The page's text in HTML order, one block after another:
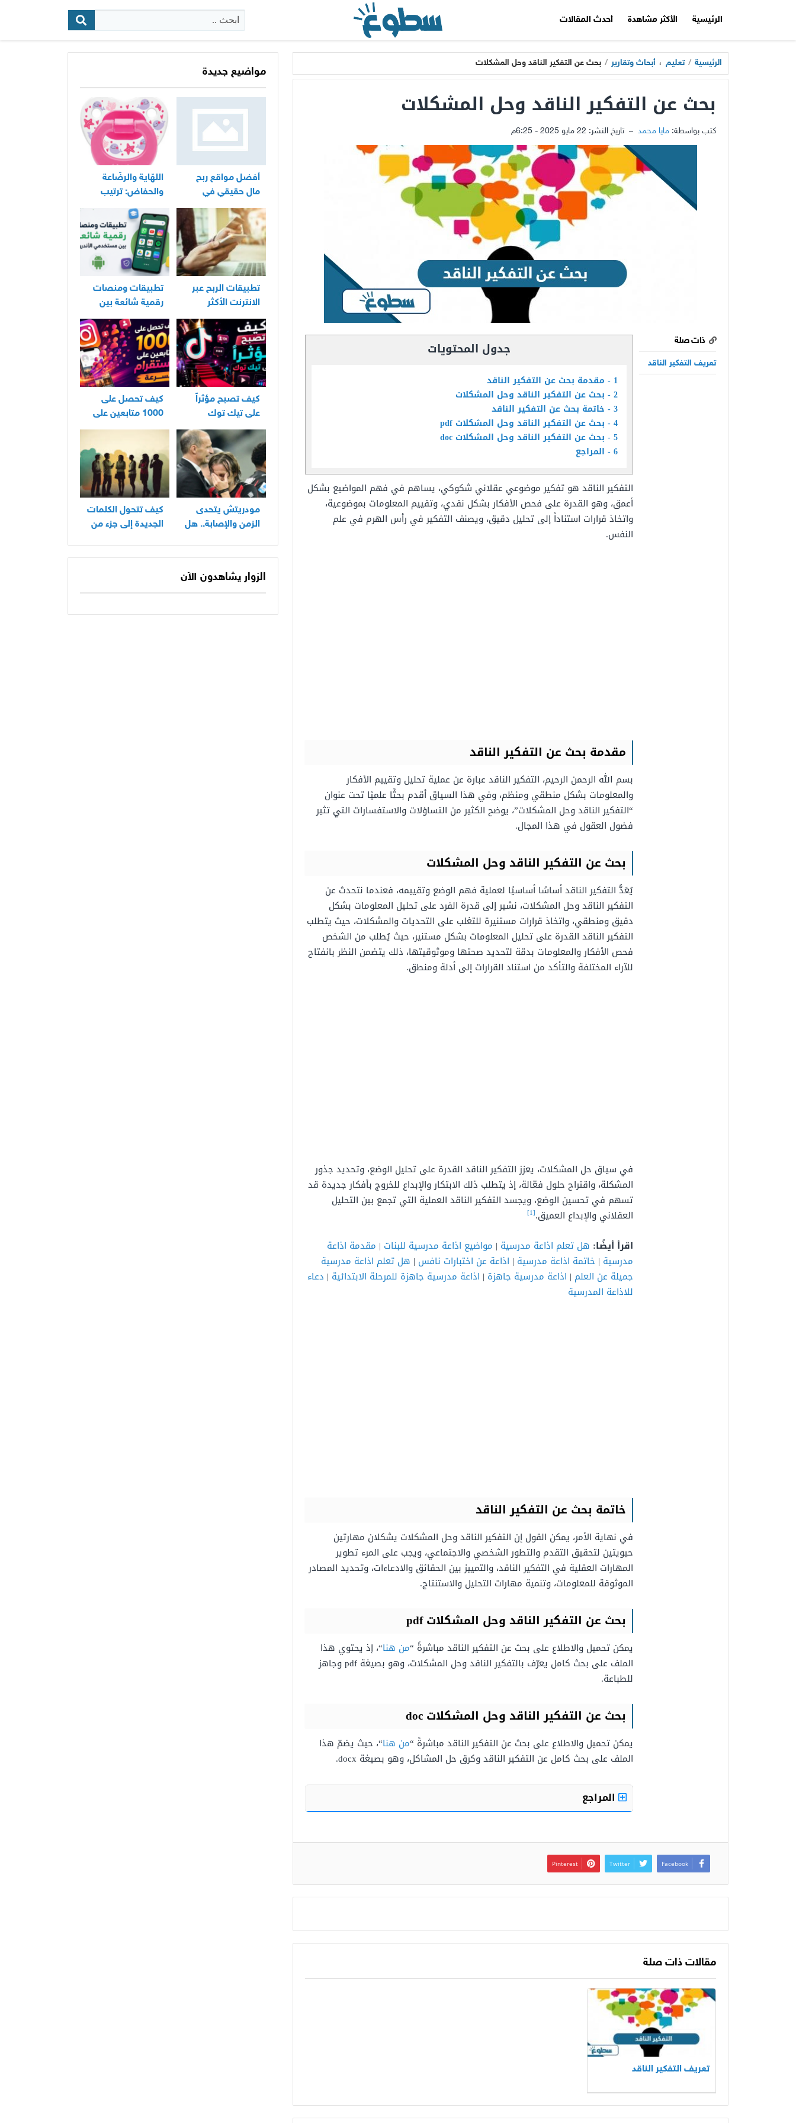
الرئيسية الأكثر مشاهدة أحدث المقالات
البحث:
الرئيسية / تعليم ، أبحاث وتقارير / بحث عن التفكير الناقد وحل المشكلات
بحث عن التفكير الناقد وحل المشكلات
كتب بواسطة: مايا محمد – تاريخ النشر: 22 مايو 2025 - 6:25م
ذات صلة
تعريف التفكير الناقد
جدول المحتويات
1
مقدمة بحث عن التفكير الناقد
2 بحث عن التفكير الناقد وحل المشكلات
3 خاتمة بحث عن التفكير الناقد
4 بحث عن التفكير الناقد وحل المشكلات pdf
5 بحث عن التفكير الناقد وحل المشكلات doc
6 المراجع
التفكير الناقد هو تفكير موضوعي عقلاني شكوكي، يساهم في فهم المواضيع بشكل
أعمق، وهو القدرة على فحص الأفكار بشكل نقدي، وتقييم المعلومات بموضوعية،
واتخاذ قرارات استناداً إلى تحليل دقيق، ويصنف التفكير في رأس الهرم في علم
النفس.
مقدمة بحث عن التفكير الناقد
بسم الله الرحمن الرحيم، التفكير الناقد عبارة عن عملية تحليل وتقييم الأفكار
والمعلومات بشكل منطقي ومنظم، وفي هذا السياق أقدم بحثًا علميًا تحت عنوان
“التفكير الناقد وحل المشكلات”، يوضح الكثير من التساؤلات والاستفسارات التي تثير
فضول العقول في هذا المجال.
بحث عن التفكير الناقد وحل المشكلات
يُعَدُّ التفكير الناقد أساسًا أساسيًا لعملية فهم الوضع وتقييمه، فعندما نتحدث عن
التفكير الناقد وحل المشكلات، نشير إلى قدرة الفرد على تحليل المعلومات بشكل
دقيق ومنطقي، واتخاذ قرارات مستنيرة للتغلب على التحديات والمشكلات، حيث يتطلب
التفكير الناقد القدرة على تحليل المعلومات بشكل مستنير، حيث يُطلب من الشخص
فحص الأفكار والمعلومات بدقة لتحديد صحتها وموثوقيتها، ذلك يتضمن النظر بانفتاح
للآراء المختلفة والتأكد من استناد القرارات إلى أدلة ومنطق.
في سياق حل المشكلات، يعزز التفكير الناقد القدرة على تحليل الوضع، وتحديد جذور
المشكلة، واقتراح حلول فعّالة، إذ يتطلب ذلك الابتكار والإبداع للخروج بأفكار جديدة قد
تسهم في تحسين الوضع، ويجسد التفكير الناقد العملية التي تجمع بين التحليل
العقلاني والإبداع العميق.[1]
اقرأ أيضًا: هل تعلم اذاعة مدرسية | مواضيع اذاعة مدرسية للبنات | مقدمة اذاعة
مدرسية | خاتمة اذاعة مدرسية | اذاعة عن اختبارات نافس | هل تعلم اذاعة مدرسية
جميلة عن العلم | اذاعة مدرسية جاهزة | اذاعة مدرسية جاهزة للمرحلة الابتدائية | دعاء
للاذاعة المدرسية
خاتمة بحث عن التفكير الناقد
في نهاية الأمر، يمكن القول إن التفكير الناقد وحل المشكلات يشكلان مهارتين
حيويتين لتحقيق التقدم والتطور الشخصي والاجتماعي، ويجب على المرء تطوير
المهارات العقلية في التفكير الناقد، والتمييز بين الحقائق والادعاءات، وتحديد المصادر
الموثوقة للمعلومات، وتنمية مهارات التحليل والاستنتاج.
بحث عن التفكير الناقد وحل المشكلاتpdf
يمكن تحميل والاطلاع على بحث عن التفكير الناقد مباشرةً “من هنا“، إذ يحتوي هذا
الملف على بحث كامل يعرّف بالتفكير الناقد وحل المشكلات، وهو بصيغة pdf وجاهز
للطباعة.
بحث عن التفكير الناقد وحل المشكلاتdoc
يمكن تحميل والاطلاع على بحث عن التفكير الناقد مباشرةً “من هنا“، حيث يضمّ هذا
الملف على بحث كامل عن التفكير الناقد وكرق حل المشاكل، وهو بصيغة docx.
المراجع
Facebook
Twitter
Pinterest
مقالات ذات صلة
تعريف التفكير الناقد
مواضيع جديدة
أفضل مواقع ربح
مال حقيقي في
المغرب
اللهّاية والرضّاعة
والحفاض: ترتيب
عملي لأساسيات
العناية اليومية
بالرضيع
تطبيقات الربح عبر
الانترنت الأكثر
استخدامًا في العراق
تطبيقات ومنصات
رقمية شائعة بين
مستخدمي الأندرويد
كيف تصبح مؤثراً
على تيك توك
كيف تحصل على
1000 متابعين على
انستقرام بسرعة
مودريتش يتحدى
الزمن والإصابة.. هل
كيف تتحول الكلمات
الجديدة إلى جزء من
الزوار يشاهدون الآن